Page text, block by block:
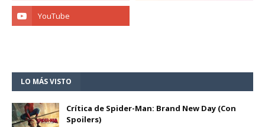
LO MÁS VISTO
Crítica de Spider-Man: Brand New Day (Con
Spoilers)